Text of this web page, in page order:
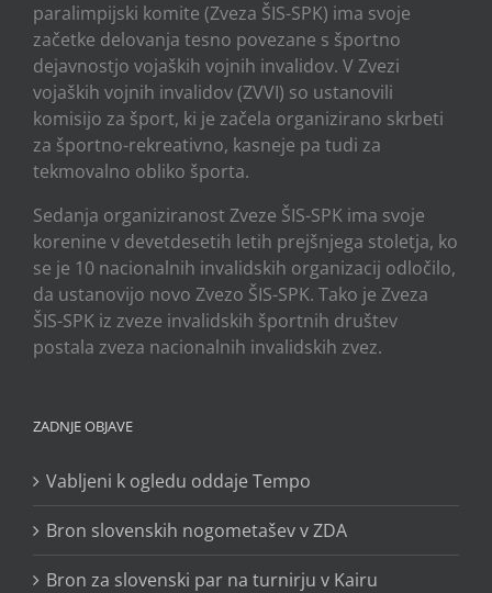
paralimpijski komite (Zveza ŠIS-SPK) ima svoje
začetke delovanja tesno povezane s športno
dejavnostjo vojaških vojnih invalidov. V Zvezi
vojaških vojnih invalidov (ZVVI) so ustanovili
komisijo za šport, ki je začela organizirano skrbeti
za športno-rekreativno, kasneje pa tudi za
tekmovalno obliko športa.
Sedanja organiziranost Zveze ŠIS-SPK ima svoje
korenine v devetdesetih letih prejšnjega stoletja, ko
se je 10 nacionalnih invalidskih organizacij odločilo,
da ustanovijo novo Zvezo ŠIS-SPK. Tako je Zveza
ŠIS-SPK iz zveze invalidskih športnih društev
postala zveza nacionalnih invalidskih zvez.
ZADNJE OBJAVE
Vabljeni k ogledu oddaje Tempo
Bron slovenskih nogometašev v ZDA
Bron za slovenski par na turnirju v Kairu